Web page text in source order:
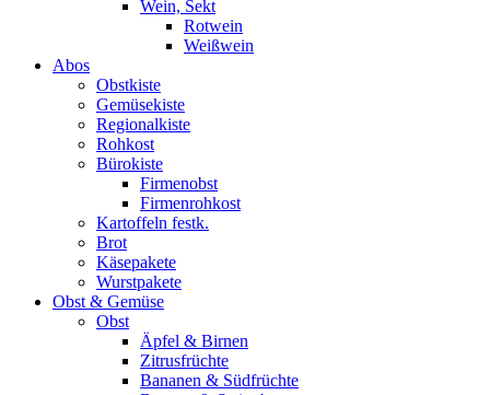
Wein, Sekt
Rotwein
Weißwein
Abos
Obstkiste
Gemüsekiste
Regionalkiste
Rohkost
Bürokiste
Firmenobst
Firmenrohkost
Kartoffeln festk.
Brot
Käsepakete
Wurstpakete
Obst & Gemüse
Obst
Äpfel & Birnen
Zitrusfrüchte
Bananen & Südfrüchte